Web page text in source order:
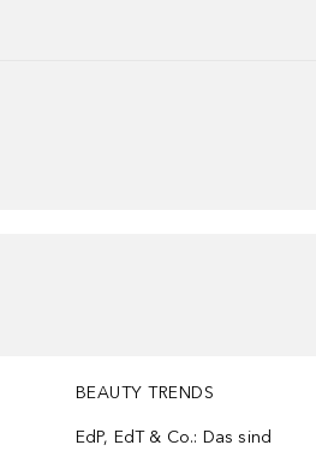
BEAUTY TRENDS
EdP, EdT & Co.: Das sind